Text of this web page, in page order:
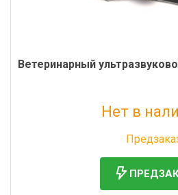
Ветеринарный
Нет в